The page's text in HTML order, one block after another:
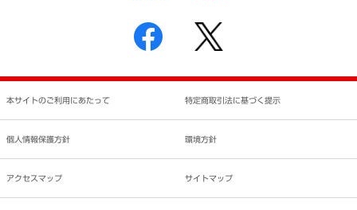
反社会的勢力に対する基本方針
書面による個人情報の開示等の請求の手続きについて
本サイトのご利用にあたって 特定商取引法に基づく提示
個人情報保護方針 環境方針
アクセスマップ サイトマップ